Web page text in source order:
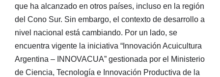
que ha alcanzado en otros países, incluso en la región
del Cono Sur. Sin embargo, el contexto de desarrollo a
nivel nacional está cambiando. Por un lado, se
encuentra vigente la iniciativa “Innovación Acuicultura
Argentina – INNOVACUA” gestionada por el Ministerio
de Ciencia, Tecnología e Innovación Productiva de la